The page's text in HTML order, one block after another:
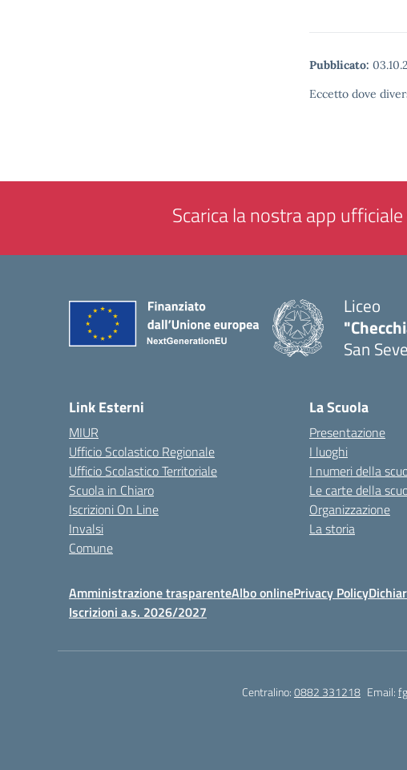
Pubblicato:
Eccetto dove
Scarica la nostra app ufficiale
Liceo
San
Link Esterni
MIUR
Ufficio Scolastico Regionale
Ufficio Scolastico Territoriale
Scuola in Chiaro
Iscrizioni On Line
Invalsi
Comune
La Scuola
Presentazione
I luoghi
I numeri della
Le carte della
Organizzazione
La storia
Amministrazione trasparenteAlbo onlinePrivacy Policy
Iscrizioni a.s. 2026/2027
Centralino:0882 331218 Email: